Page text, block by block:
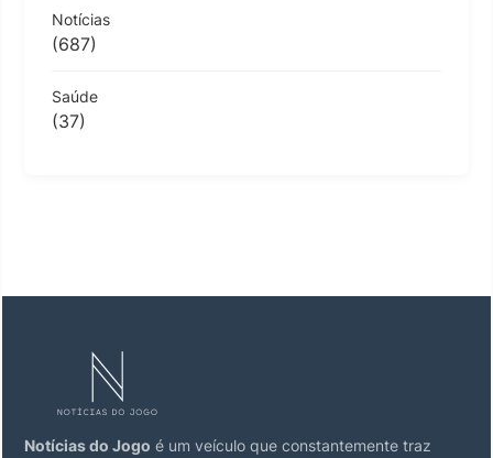
Notícias
(687)
Saúde
(37)
Notícias do Jogo é um veículo que constantemente traz